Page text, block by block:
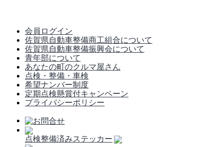
会員ログイン
佐賀県自動車整備商工組合について
佐賀県自動車整備振興会について
青年部について
あなたの町のクルマ屋さん
点検・整備・車検
希望ナンバー制度
定期点検懸賞付キャンペーン
プライバシーポリシー
点検整備済みステッカー